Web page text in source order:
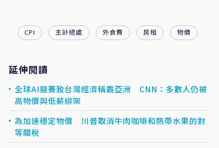
CPI 主計總處 外食費 房租 物價
延伸閱讀
全球AI競賽致台灣經濟稱霸亞洲 CNN：多數人仍被
高物價與低薪綁架
為加速穩定物價 川普取消牛肉咖啡和熱帶水果的對
等關稅